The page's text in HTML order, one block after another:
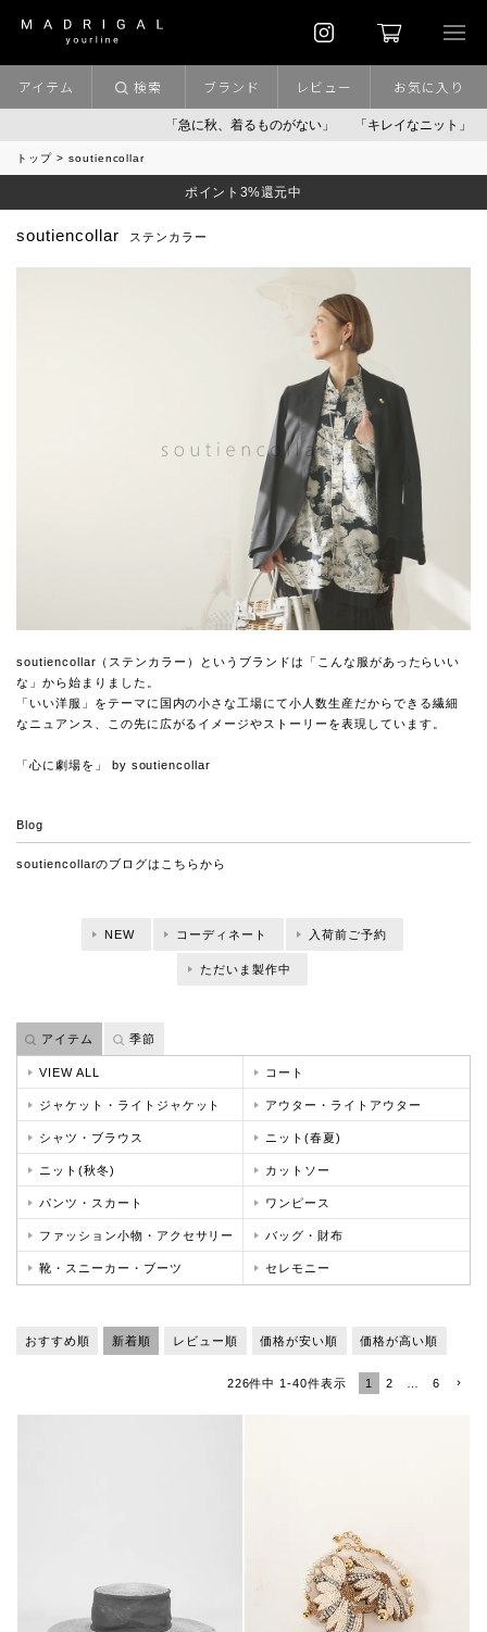
「急に秋、着るものがない」 「キレイなニット」 ポイン
アイテム 検索 ブランド レビュー お気に入り
トップ soutiencollar
ポイント3%還元中
soutiencollar ステンカラー
soutiencollar（ステンカラー）というブランドは「こんな服があったらいい
な」から始まりました。
「いい洋服」をテーマに国内の小さな工場にて小人数生産だからできる繊細
なニュアンス、この先に広がるイメージやストーリーを表現しています。
「心に劇場を」 by soutiencollar
Blog
soutiencollarのブログは こちらから
アイテム 季節
NEW コーディネート 入荷前ご予約
ただいま製作中
VIEW ALL コート
ジャケット・ライトジャケット アウター・ライトアウター
シャツ・ブラウス ニット(春夏)
ニット(秋冬) カットソー
パンツ・スカート ワンピース
ファッション小物・アクセサリー バッグ・財布
靴・スニーカー・ブーツ セレモニー
おすすめ順 新着順 レビュー順 価格が安い順 価格が高い順
226件中 1-40件表示 1 2 6